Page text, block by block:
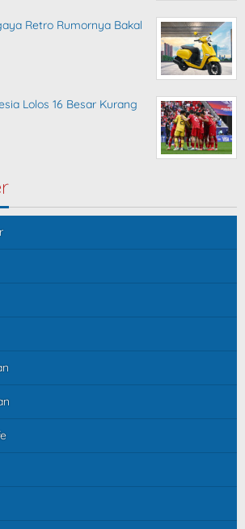
Retro Rumornya Bakal
Lolos 16 Besar Kurang